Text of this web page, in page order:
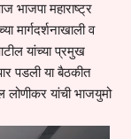
भाजपा महाराष्ट्र
मार्गदर्शनाखाली व
यांच्या प्रमुख
पडली या बैठकीत
लोणीकर यांची भाजयुमो